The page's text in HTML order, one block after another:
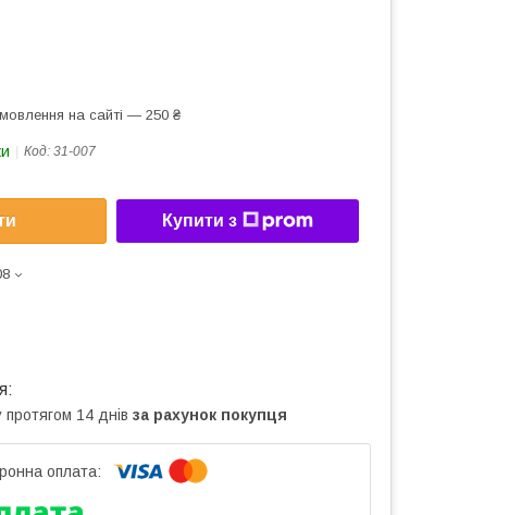
на сайті — 250 ₴
Код: 31-007
Купити з
14 днів за рахунок покупця